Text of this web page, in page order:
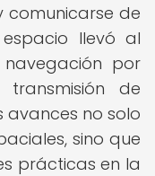
comunicarse de
llevó al
por
de
avances no solo
sino que
prácticas en la